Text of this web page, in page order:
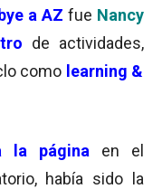
a AZ fue Nancy
de actividades,
como learning &
la página en el
había sido la